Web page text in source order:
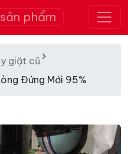
phẩm
giặt cũ
Đứng Mới 95%